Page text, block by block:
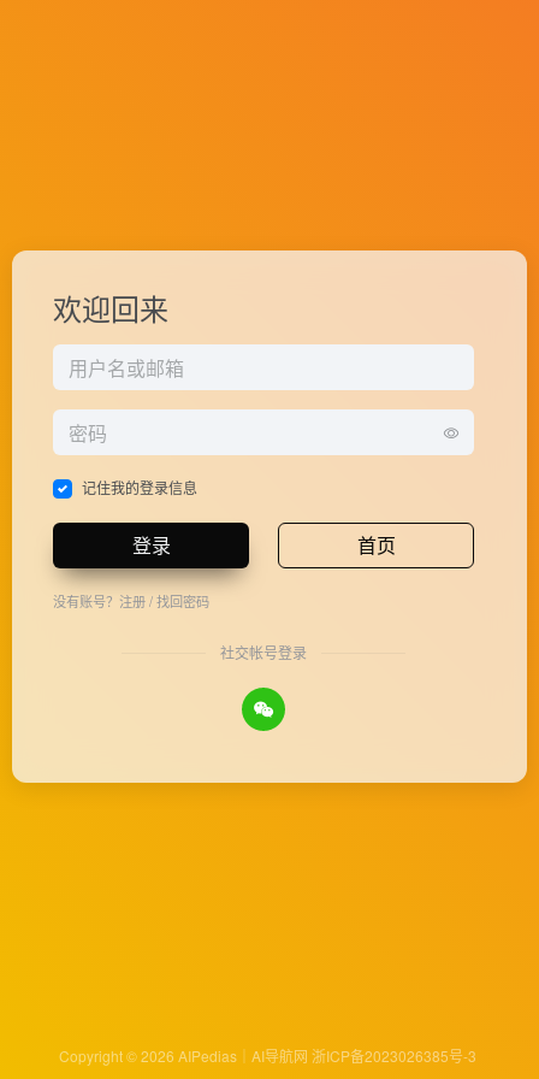
欢迎回来
记住我的登录信息
登录 首页
没有账号？ 注册/找回密码
社交帐号登录
Copyright © 2026 AIPedias｜AI导航网 浙ICP备2023026385号-3